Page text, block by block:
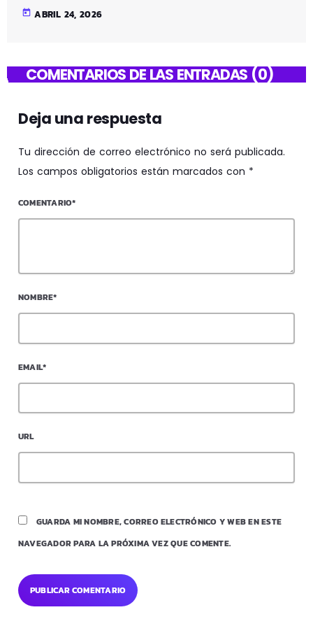
today ABRIL 24, 2026
COMENTARIOS DE LAS ENTRADAS (0)
Deja una respuesta
Tu dirección de correo electrónico no será publicada.
Los campos obligatorios están marcados con *
COMENTARIO*
NOMBRE*
EMAIL*
URL
GUARDA MI NOMBRE, CORREO ELECTRÓNICO Y WEB EN ESTE
NAVEGADOR PARA LA PRÓXIMA VEZ QUE COMENTE.